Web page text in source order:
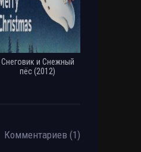
Скачать
Скачать
Снеговик и Снежный
пёс (2012)
Комментариев (1)